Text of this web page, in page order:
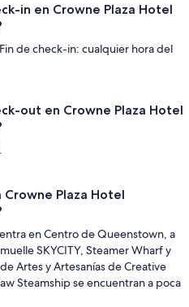
in en Crowne Plaza Hotel
de check-in: cualquier hora del
out en Crowne Plaza Hotel
Plaza Hotel
en Centro de Queenstown, a
SKYCITY, Steamer Wharf y
Artes y Artesanías de Creative
Steamship se encuentran a poca